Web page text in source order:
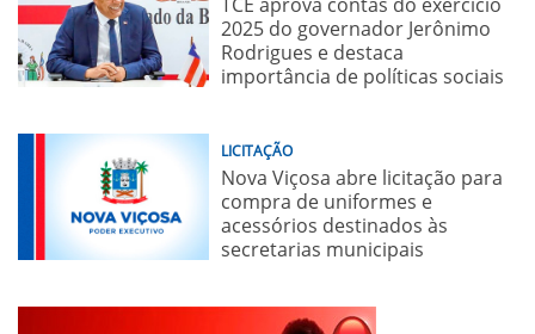
2025 do governador Jerônimo
Rodrigues e destaca
importância de políticas sociais
LICITAÇÃO
Nova Viçosa abre licitação para
compra de uniformes e
acessórios destinados às
secretarias municipais